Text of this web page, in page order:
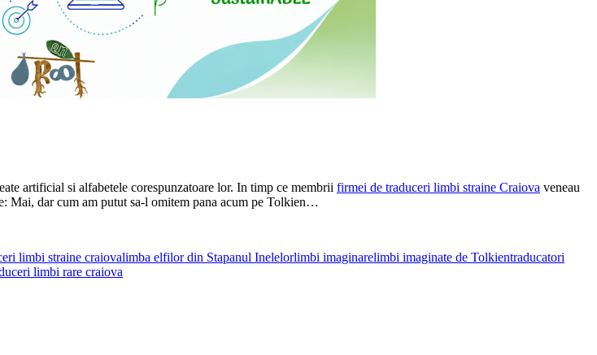
artificial si alfabetele corespunzatoare lor. In timp ce membrii firmei de traduceri limbi straine Craiova veneau
Mai, dar cum am putut sa-l omitem pana acum pe Tolkien…
limbi straine craiovalimba elfilor din Stapanul Inelelorlimbi imaginarelimbi imaginate de Tolkientraducatori
limbi rare craiova